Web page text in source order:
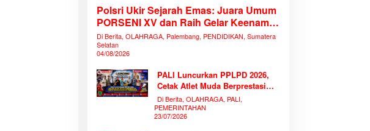
Polsri Ukir Sejarah Emas: Juara Umum
PORSENI XV dan Raih Gelar Keenam
Secara Beruntun
Di Berita, OLAHRAGA, Palembang, PENDIDIKAN, Sumatera
Selatan
04/08/2026
PALI Luncurkan PPLPD 2026,
Cetak Atlet Muda Berprestasi
Tanpa Mengorbankan
Pendidikan
Di Berita, OLAHRAGA, PALI,
PEMERINTAHAN
23/07/2026